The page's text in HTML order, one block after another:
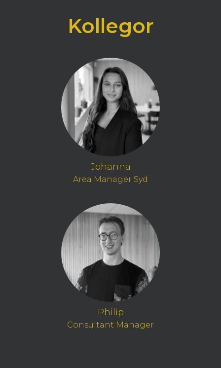
Kollegor
Johanna
Area Manager Syd
Philip
Consultant Manager